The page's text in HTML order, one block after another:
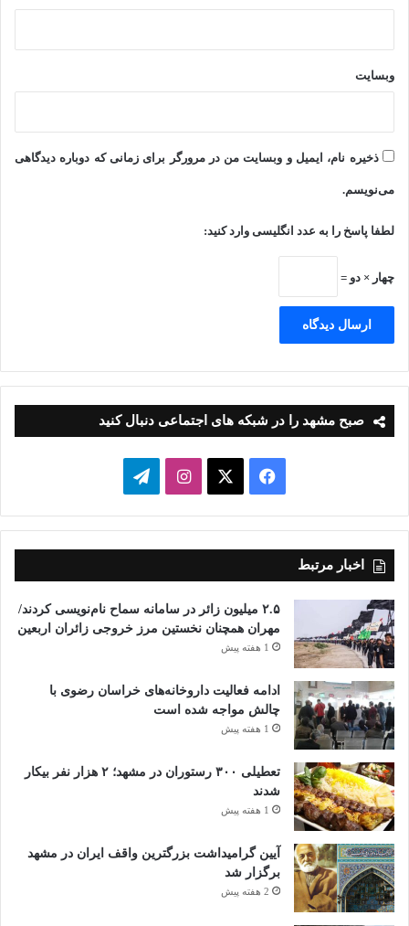
وبسایت
ذخیره نام، ایمیل و وبسایت من در مرورگر برای زمانی که دوباره دیدگاهی
می‌نویسم.
لطفا پاسخ را به عدد انگلیسی وارد کنید:
چهار × دو =
صبح مشهد را در شبکه های اجتماعی دنبال کنید
فیسبوک ایکساینستاگرامتلگرام
اخبار مرتبط
۲.۵ میلیون زائر در سامانه سماح نام‌نویسی کردند/
مهران همچنان نخستین مرز خروجی زائران اربعین
1 هفته پیش
ادامه فعالیت داروخانه‌های خراسان رضوی با
چالش مواجه شده است
1 هفته پیش
تعطیلی ۳۰۰ رستوران در مشهد؛ ۲ هزار نفر بیکار
شدند
1 هفته پیش
آیین گرامیداشت بزرگترین واقف ایران در مشهد
برگزار شد
2 هفته پیش